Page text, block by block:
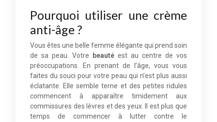
Pourquoi utiliser une crème
anti-âge ?
Vous êtes une belle femme élégante qui prend soin
de sa peau. Votre
beauté est au centre de vos
préoccupations. En prenant de l’âge, vous vous
faites du souci pour votre peau qui n’est plus aussi
éclatante. Elle semble terne et des petites ridules
commencent à apparaître timidement aux
commissures des lèvres et des yeux. Il est plus que
temps de commencer à lutter contre le